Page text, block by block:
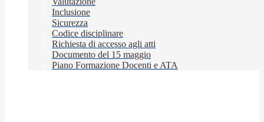
Inclusione
Sicurezza
Codice disciplinare
Richiesta di accesso agli atti
Documento del 15 maggio
Piano Formazione Docenti e ATA